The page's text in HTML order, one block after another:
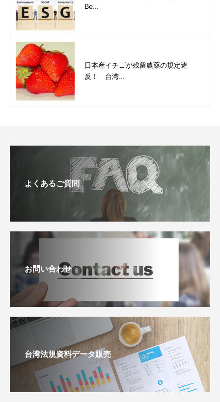
Be...
日本産イチゴが残留農薬の規定違
反！ 台湾...
よくあるご質問
お問い合わせ
台湾法規資料データ販売